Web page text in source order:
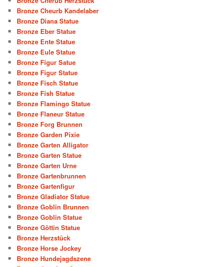
Bronze Cheurb Kandelaber
Bronze Diana Statue
Bronze Eber Statue
Bronze Ente Statue
Bronze Eule Statue
Bronze Figur Satue
Bronze Figur Statue
Bronze Fisch Statue
Bronze Fish Statue
Bronze Flamingo Statue
Bronze Flaneur Statue
Bronze Forg Brunnen
Bronze Garden Pixie
Bronze Garten Alligator
Bronze Garten Statue
Bronze Garten Urne
Bronze Gartenbrunnen
Bronze Gartenfigur
Bronze Gladiator Statue
Bronze Goblin Brunnen
Bronze Goblin Statue
Bronze Göttin Statue
Bronze Herzstück
Bronze Horse Jockey
Bronze Hundejagdszene